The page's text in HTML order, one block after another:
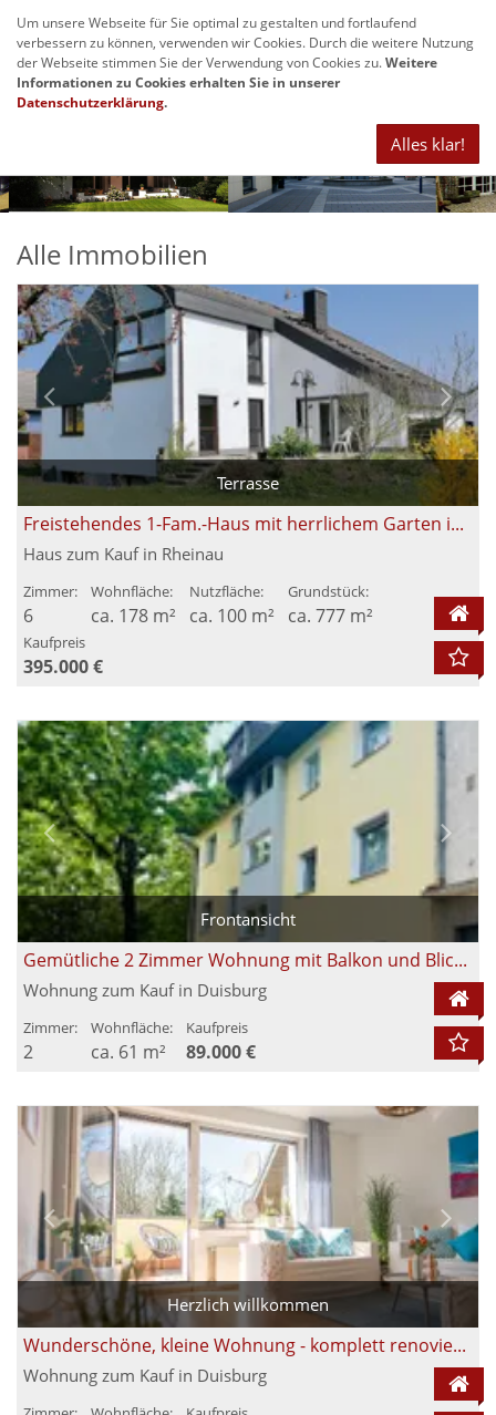
Alle Immobilien
Terrasse
Freistehendes 1-Fam.-Haus mit herrlichem Garten in ruhiger Wohnlage von Rheinau/Honau
Haus zum Kauf in Rheinau
Zimmer:
6
Wohnfläche:
ca. 178 m²
Nutzfläche:
ca. 100 m²
Grundstück:
ca. 777 m²
Kaufpreis
395.000 €
Frontansicht
Gemütliche 2 Zimmer Wohnung mit Balkon und Blick ins Grüne in Duisburg-Laar
Wohnung zum Kauf in Duisburg
Zimmer:
2
Wohnfläche:
ca. 61 m²
Kaufpreis
89.000 €
Herzlich willkommen
Wunderschöne, kleine Wohnung - komplett renoviert mit sehr großem Balkon und Blick ins Grüne
Wohnung zum Kauf in Duisburg
Um unsere Webseite für Sie optimal zu gestalten und fortlaufend
verbessern zu können, verwenden wir Cookies. Durch die weitere Nutzung
der Webseite stimmen Sie der Verwendung von Cookies zu.Weitere
Informationen zu Cookies erhalten Sie in unserer
Datenschutzerklärung.
Alles klar!